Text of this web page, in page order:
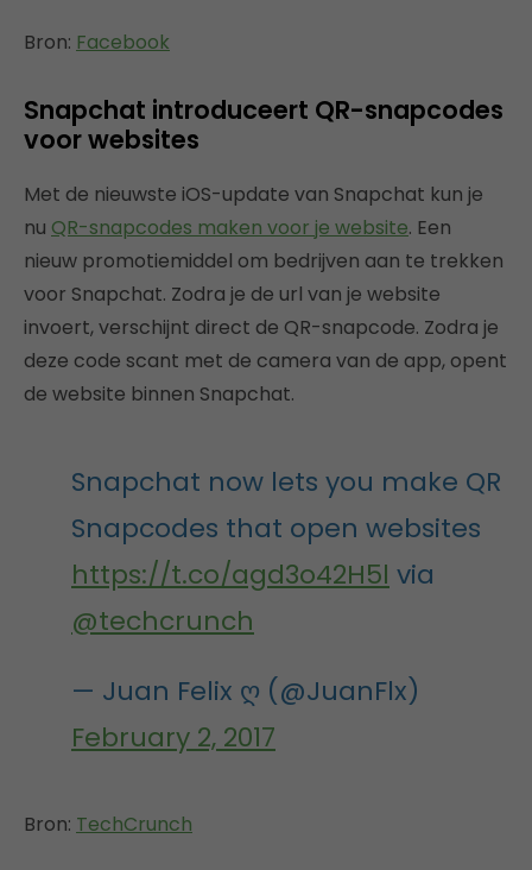
Bron: Facebook
Snapchat introduceert QR-snapcodes
voor websites
Met de nieuwste iOS-update van Snapchat kun je
nu QR-snapcodes maken voor je website. Een
nieuw promotiemiddel om bedrijven aan te trekken
voor Snapchat. Zodra je de url van je website
invoert, verschijnt direct de QR-snapcode. Zodra je
deze code scant met de camera van de app, opent
de website binnen Snapchat.
Snapchat now lets you make QR
Snapcodes that open websites
https://t.co/agd3o42H5l via
@techcrunch
— Juan Felix ღ (@JuanFlx)
February 2, 2017
Bron: TechCrunch